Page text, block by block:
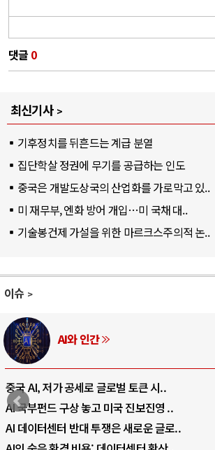
댓글 0
최신기사
기후정치를 뒤흔드는 계급 분열
집단학살 정권에 무기를 공급하는 인도
중국은 개발도상국의 산업화를 가로막고 있..
미 재무부, 엔화 방어 개입…미 국채 대..
기술봉건제 가설을 위한 마르크스주의적 논..
이슈
AI와 인간
중국 AI, 저가 공세로 글로벌 토큰 시..
AI 국부펀드 구상 놓고 미국 진보진영 ..
AI 데이터센터 반대 투쟁은 새로운 글로..